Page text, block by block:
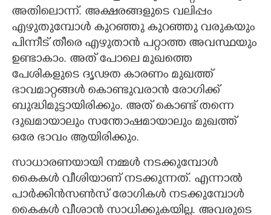
അതിലൊന്ന്. അക്ഷരങ്ങളുടെ വലിപ്പം
എഴുതുമ്പോള്‍ കുറഞ്ഞു കുറഞ്ഞു വരുകയും
പിന്നീട് തീരെ എഴുതാന്‍ പറ്റാത്ത അവസ്ഥയും
ഉണ്ടാകാം. അത് പോലെ മുഖത്തെ
പേശികളുടെ ദൃഢത കാരണം മുഖത്ത്
ഭാവമാറ്റങ്ങള്‍ കൊണ്ടുവരാന്‍ രോഗിക്ക്
ബുദ്ധിമുട്ടായിരിക്കും. അത് കൊണ്ട് തന്നെ
ദുഖമായാലും സന്തോഷമായാലും മുഖത്ത്
ഒരേ ഭാവം ആയിരിക്കും.
സാധാരണയായി നമ്മള്‍ നടക്കുമ്പോള്‍
കൈകള്‍ വീശിയാണ് നടക്കുന്നത്. എന്നാല്‍
പാര്‍ക്കിന്‍സണ്‍സ് രോഗികള്‍ നടക്കുമ്പോള്‍
കൈകള്‍ വീശാന്‍ സാധിക്കുകയില്ല. അവരുടെ